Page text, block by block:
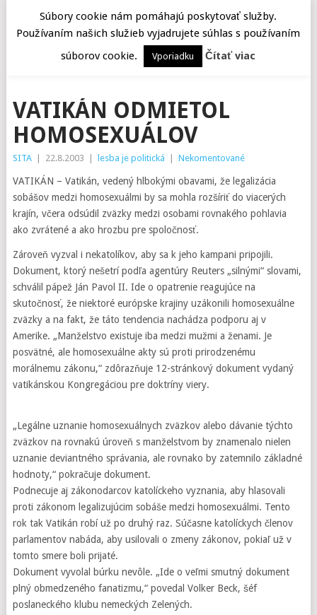
VATIKÁN ODMIETOL
HOMOSEXUÁLOV
SITA 22.8.2003 lesba je politická Nekomentované
VATIKÁN – Vatikán, vedený hlbokými obavami, že legalizácia
sobášov medzi homosexuálmi by sa mohla rozšíriť do viacerých
krajín, včera odsúdil zväzky medzi osobami rovnakého pohlavia
ako zvrátené a ako hrozbu pre spoločnosť.
Zároveň vyzval i nekatolíkov, aby sa k jeho kampani pripojili.
Dokument, ktorý nešetrí podľa agentúry Reuters „silnými“ slovami,
schválil pápež Ján Pavol II. Ide o opatrenie reagujúce na
skutočnosť, že niektoré európske krajiny uzákonili homosexuálne
zväzky a na fakt, že táto tendencia nachádza podporu aj v
Amerike. „Manželstvo existuje iba medzi mužmi a ženami. Je
posvätné, ale homosexuálne akty sú proti prirodzenému
morálnemu zákonu,“ zdôrazňuje 12-stránkový dokument vydaný
vatikánskou Kongregáciou pre doktríny viery.
„Legálne uznanie homosexuálnych zväzkov alebo dávanie týchto
zväzkov na rovnakú úroveň s manželstvom by znamenalo nielen
uznanie deviantného správania, ale rovnako by zatemnilo základné
hodnoty,“ pokračuje dokument.
Podnecuje aj zákonodarcov katolíckeho vyznania, aby hlasovali
proti zákonom legalizujúcim sobáše medzi homosexuálmi. Tento
rok tak Vatikán robí už po druhý raz. Súčasne katolíckych členov
parlamentov nabáda, aby usilovali o zmeny zákonov, pokiaľ už v
tomto smere boli prijaté.
Dokument vyvolal búrku nevôle. „Ide o veľmi smutný dokument
plný obmedzeného fanatizmu,“ povedal Volker Beck, šéf
poslaneckého klubu nemeckých Zelených.
Súbory cookie nám pomáhajú poskytovať služby.
Používaním našich služieb vyjadrujete súhlas s používaním
súborov cookie.
Vporiadku Čítať viac